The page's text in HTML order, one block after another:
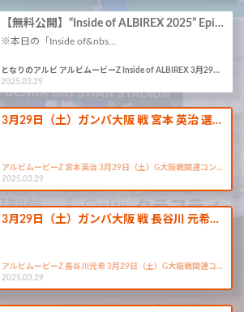
【無料公開】“Inside of ALBIREX 2025” Epi…
※本日の「Inside of&nbs…
となりのアルビ アルビムービーZ Inside of ALBIREX 3月29…
2025.03.29
3月29日（土）ガンバ大阪 戦 宮本 英治 選…
アルビムービーZ 宮本英治 3月29日（土）G大阪戦関連コン…
2025.03.29
3月29日（土）ガンバ大阪 戦 長谷川 元希…
アルビムービーZ 長谷川元希 3月29日（土）G大阪戦関連コ…
2025.03.29